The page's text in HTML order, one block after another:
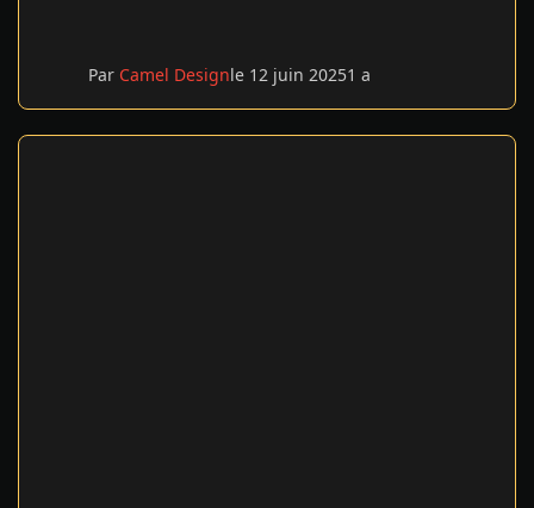
Par Camel Designle 12 juin 20251 a